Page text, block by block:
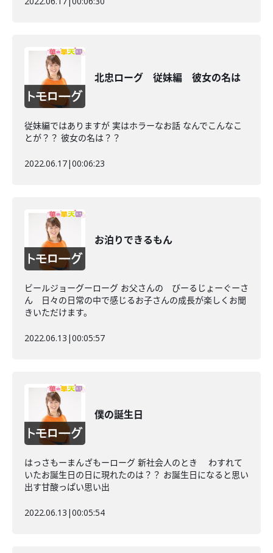
北忠ローグ 従妹編 彼女の名は
従妹編ではありますが 実はホラーなお話 なんでこんなこ
とが？？ 彼女の名は？？
2022.06.17|00:06:23
お泊りできるもん
ビールジョーグーローグ お父さんの びーるじょーぐーさ
ん 日々の日常の中で感じるお子さんの成長が楽しくお聞
きいただけます。
2022.06.13 |00:05:57
僕の誕生日
はっさもーまんざもーローグ 新社会人のとき わすれて
いたお誕生日の日に現れたのは？？ お誕生日になると思い
出す甘酸っぱい思い出
2022.06.13 |00:05:54